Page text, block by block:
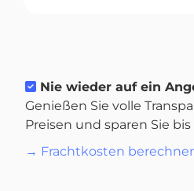
Nie wieder auf ein
Genießen Sie volle
Preisen und sparen Sie
→ Frachtkosten